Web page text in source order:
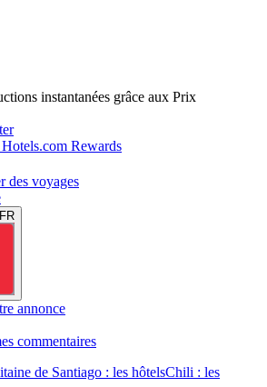
instantanées grâce aux Prix
Rewards
des voyages
annonce
commentaires
de Santiago : les hôtelsChili : les